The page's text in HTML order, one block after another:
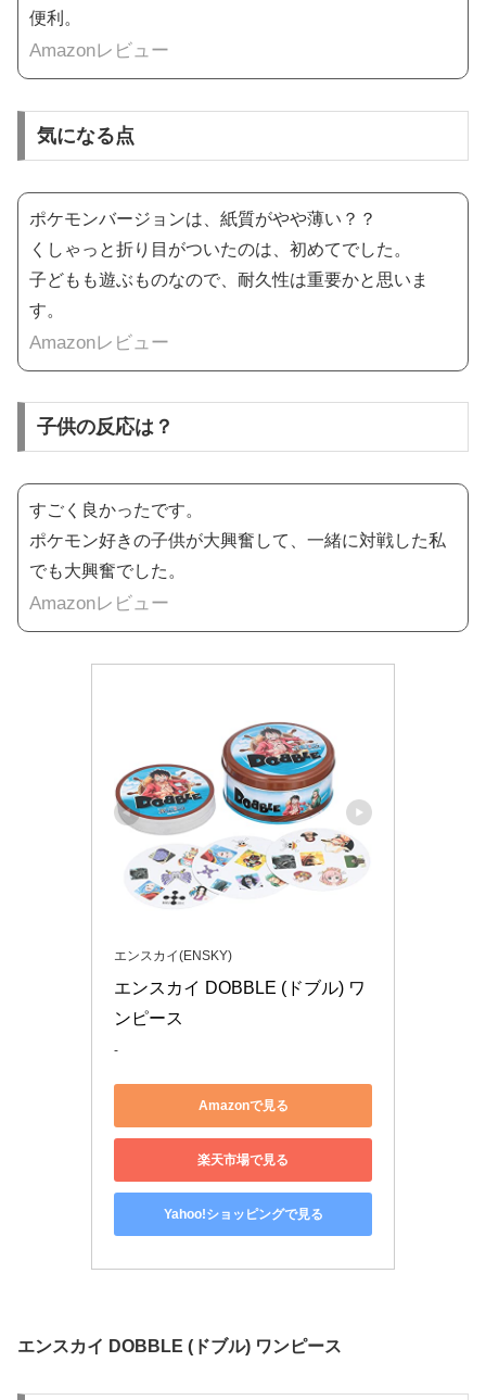
便利。
Amazonレビュー
気になる点
ポケモンバージョンは、紙質がやや薄い？？
くしゃっと折り目がついたのは、初めてでした。
子どもも遊ぶものなので、耐久性は重要かと思いま
す。
Amazonレビュー
子供の反応は？
すごく良かったです。
ポケモン好きの子供が大興奮して、一緒に対戦した私
でも大興奮でした。
Amazonレビュー
エンスカイ(ENSKY)
エンスカイ DOBBLE (ドブル) ワ
ンピース
-
Amazonで見る
楽天市場で見る
Yahoo!ショッピングで見る
エンスカイ DOBBLE (ドブル) ワンピース